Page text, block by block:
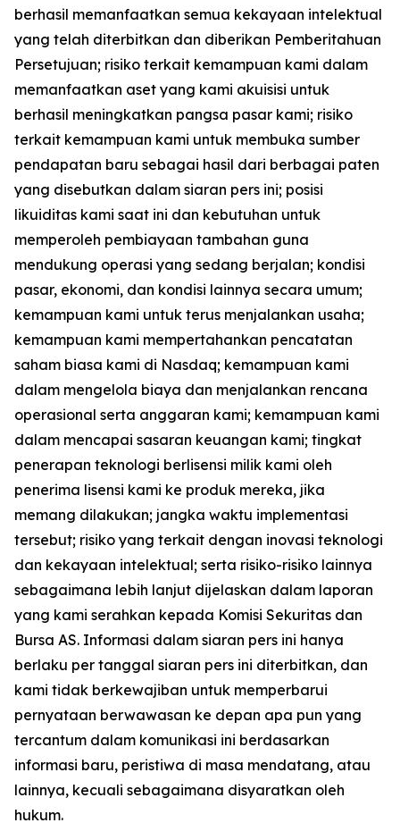
berhasil memanfaatkan semua kekayaan intelektual
yang telah diterbitkan dan diberikan Pemberitahuan
Persetujuan; risiko terkait kemampuan kami dalam
memanfaatkan aset yang kami akuisisi untuk
berhasil meningkatkan pangsa pasar kami; risiko
terkait kemampuan kami untuk membuka sumber
pendapatan baru sebagai hasil dari berbagai paten
yang disebutkan dalam siaran pers ini; posisi
likuiditas kami saat ini dan kebutuhan untuk
memperoleh pembiayaan tambahan guna
mendukung operasi yang sedang berjalan; kondisi
pasar, ekonomi, dan kondisi lainnya secara umum;
kemampuan kami untuk terus menjalankan usaha;
kemampuan kami mempertahankan pencatatan
saham biasa kami di Nasdaq; kemampuan kami
dalam mengelola biaya dan menjalankan rencana
operasional serta anggaran kami; kemampuan kami
dalam mencapai sasaran keuangan kami; tingkat
penerapan teknologi berlisensi milik kami oleh
penerima lisensi kami ke produk mereka, jika
memang dilakukan; jangka waktu implementasi
tersebut; risiko yang terkait dengan inovasi teknologi
dan kekayaan intelektual; serta risiko-risiko lainnya
sebagaimana lebih lanjut dijelaskan dalam laporan
yang kami serahkan kepada Komisi Sekuritas dan
Bursa AS. Informasi dalam siaran pers ini hanya
berlaku per tanggal siaran pers ini diterbitkan, dan
kami tidak berkewajiban untuk memperbarui
pernyataan berwawasan ke depan apa pun yang
tercantum dalam komunikasi ini berdasarkan
informasi baru, peristiwa di masa mendatang, atau
lainnya, kecuali sebagaimana disyaratkan oleh
hukum.